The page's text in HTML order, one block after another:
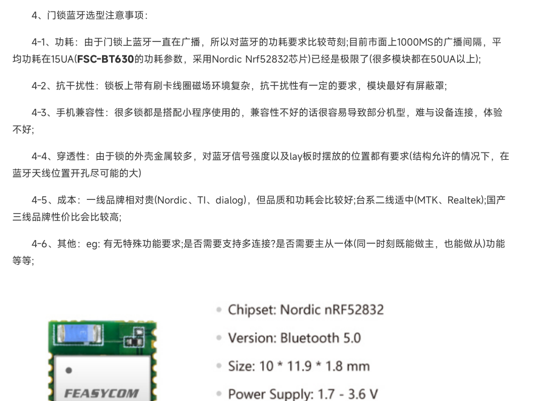
4、门锁蓝牙选型注意事项：
4-1、功耗：由于门锁上蓝牙一直在广播，所以对蓝牙的功耗要求比较苛刻;目前市面上1000MS的广播间隔，平
均功耗在15UA(FSC-BT630的功耗参数，采用Nordic Nrf52832芯片)已经是极限了(很多模块都在50UA以上);
4-2、抗干扰性：锁板上带有刷卡线圈磁场环境复杂，抗干扰性有一定的要求，模块最好有屏蔽罩;
4-3、手机兼容性：很多锁都是搭配小程序使用的，兼容性不好的话很容易导致部分机型，难与设备连接，体验
不好;
4-4、穿透性：由于锁的外壳金属较多，对蓝牙信号强度以及lay板时摆放的位置都有要求(结构允许的情况下，在
蓝牙天线位置开孔尽可能的大)
4-5、成本：一线品牌相对贵(Nordic、TI、dialog)，但品质和功耗会比较好;台系二线适中(MTK、Realtek);国产
三线品牌性价比会比较高;
4-6、其他：eg: 有无特殊功能要求;是否需要支持多连接?是否需要主从一体(同一时刻既能做主，也能做从)功能
等等;